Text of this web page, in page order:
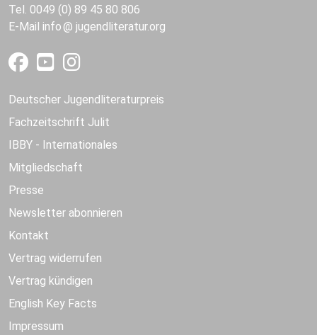
Tel. 0049 (0) 89 45 80 806
E-Mail info jugendliteratur.org
Deutscher Jugendliteraturpreis
Fachzeitschrift Julit
IBBY - Internationales
Mitgliedschaft
Presse
Newsletter abonnieren
Kontakt
Vertrag widerrufen
Vertrag kündigen
English Key Facts
Impressum